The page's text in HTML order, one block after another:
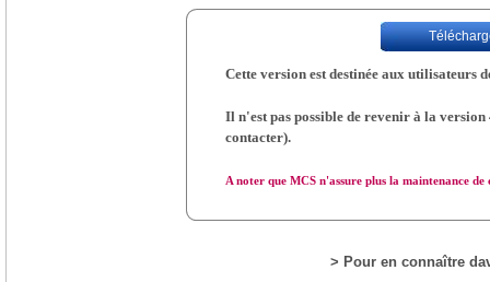
Cette version est destinée aux utilisateurs
Il n'est pas possible de revenir à la
contacter).
A noter que MCS n'assure plus la maintenance de
> Pour en connaître